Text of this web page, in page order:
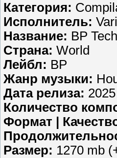
Категория:
Исполнитель:
Название: BP
Страна: World
Лейбл: BP
Жанр музыки:
Дата релиза: 2025
Количество
Формат |
Размер: 1270 mb